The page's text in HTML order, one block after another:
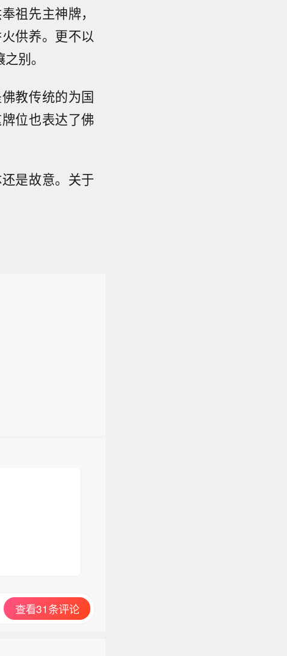
祖先主神牌，
供养。更不以
别。
教传统的为国
位也表达了佛
是故意。关于
查看31条评论